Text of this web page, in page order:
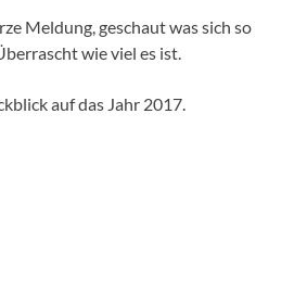
Meldung, geschaut was sich so
wie viel es ist.
auf das Jahr 2017.